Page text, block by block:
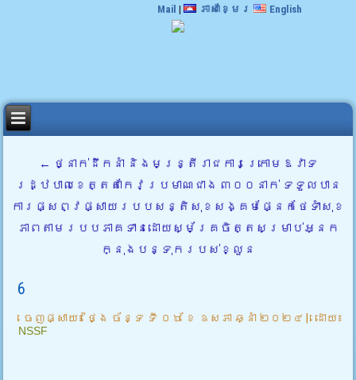
Mail | ភាសាខ្មែរ English
← ថ្នាក់ដឹកនាំ និងមន្ត្រីរាជការក្រោមឱវាទ
រដ្ឋបាលខេត្តតាកែវប្រមាណជាង ៣០០នាក់ ទទួលបាន
ការផ្សព្វផ្សាយរបបសន្តិសុខសង្គមផ្នែកថែទាំសុខ
ភាពតាមរបបភាគទានដោយស្ម័គ្រចិត្តសម្រាប់អ្នក
ក្នុងបន្ទុករបស់ខ្លួន
6
ចេញផ្សាយ៖ ថ្ងៃ ច័ន្ទ ទី ០៦ ខែ ឧសភា ឆ្នាំ ២០២៤ | ដោយ៖
NSSF